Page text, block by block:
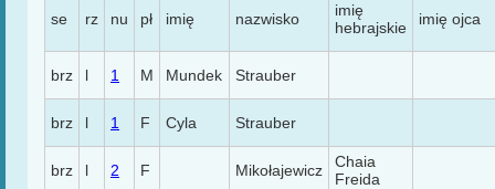
se rz nu pł imię nazwisko
imię
hebrajskie
imię ojca
brz l 1 M Mundek Strauber
brz l 1 F Cyla Strauber
brz l 2 F Mikołajewicz
Chaia
Freida